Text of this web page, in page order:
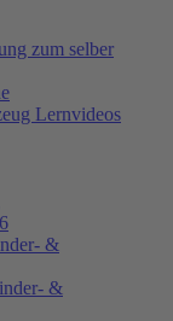
zum selber
Lernvideos
&
&